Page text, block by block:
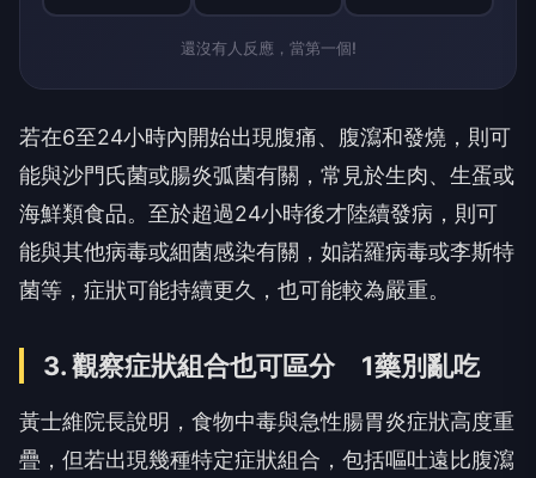
還沒有人反應，當第一個!
若在6至24小時內開始出現腹痛、腹瀉和發燒，則可
能與沙門氏菌或腸炎弧菌有關，常見於生肉、生蛋或
海鮮類食品。至於超過24小時後才陸續發病，則可
能與其他病毒或細菌感染有關，如諾羅病毒或李斯特
菌等，症狀可能持續更久，也可能較為嚴重。
3. 觀察症狀組合也可區分 1藥別亂吃
黃士維院長說明，食物中毒與急性腸胃炎症狀高度重
疊，但若出現幾種特定症狀組合，包括嘔吐遠比腹瀉